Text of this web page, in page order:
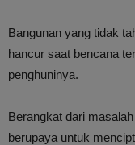
Bangunan yang tidak
hancur saat bencana
penghuninya.
Berangkat dari
berupaya untuk